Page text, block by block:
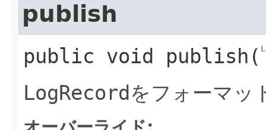
publish
public void publish ​(
LogRecordをフォーマッ